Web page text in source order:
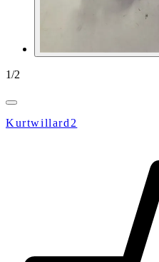
1/2
Kurtwillard2